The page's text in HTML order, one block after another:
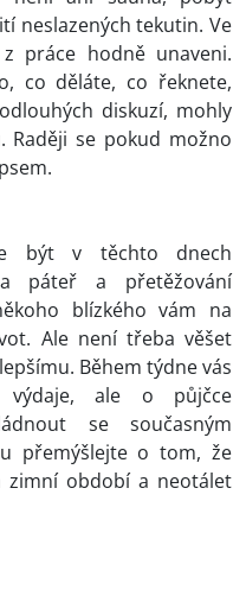
neslazených tekutin. Ve
práce hodně unaveni.
co děláte, co řeknete,
diskuzí, mohly
Raději se pokud možno
být v těchto dnech
páteř a přetěžování
blízkého vám na
Ale není třeba věšet
Během týdne vás
výdaje, ale o půjčce
se současným
přemýšlejte o tom, že
zimní období a neotálet